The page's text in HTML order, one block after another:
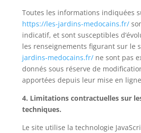
Toutes les informations indiquées
https://les-jardins-medocains.fr/
indicatif, et sont susceptibles
les renseignements figurant sur le
jardins-medocains.fr/ne sont pas
donnés sous réserve de
apportées depuis leur mise en
4. Limitations contractuelles sur
techniques.
Le site utilise la technologie